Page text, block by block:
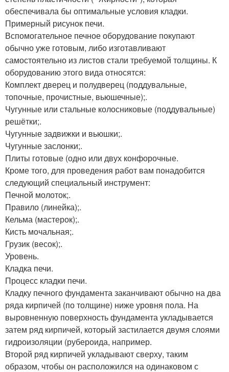
обеспечивала бы оптимальные условия кладки.
Примерный рисунок печи.
Вспомогательное печное оборудование покупают
обычно уже готовым, либо изготавливают
самостоятельно из листов стали требуемой толщины. К
оборудованию этого вида относятся:
Комплект дверец и полудверец (поддувальные,
топочные, прочистные, вьюшечные);.
Чугунные или стальные колосниковые (поддувальные)
решётки;.
Чугунные задвижки и вьюшки;.
Чугунные заслонки;.
Плиты готовые (одно или двух конфорочные.
Кроме того, для проведения работ вам понадобится
следующий специальный инструмент:
Печной молоток;.
Правило (линейка);.
Кельма (мастерок);.
Кисть мочальная;.
Грузик (весок);.
Уровень.
Кладка печи.
Процесс кладки печи.
Кладку печного фундамента заканчивают обычно на два
ряда кирпичей (по толщине) ниже уровня пола. На
выровненную поверхность фундамента укладывается
затем ряд кирпичей, который застилается двумя слоями
гидроизоляции (рубероида, например.
Второй ряд кирпичей укладывают сверху, таким
образом, чтобы он расположился на одинаковом с